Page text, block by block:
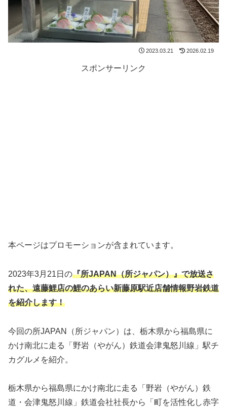
2023.03.21 2026.02.19
スポンサーリンク
本ページはプロモーションが含まれています。
2023年3月21日の『所JAPAN（所ジャパン）』で放送さ
れた、遠藤鯉店の鯉のあらい新藤原駅近店舗情報野岩鉄道
を紹介します！
今回の所JAPAN（所ジャパン）は、栃木県から福島県に
かけ南北に走る「野岩（やがん）鉄道会津鬼怒川線」駅チ
カグルメを紹介。
栃木県から福島県にかけ南北に走る「野岩（やがん）鉄
道・会津鬼怒川線」鉄道会社社長から「町を活性化し赤字